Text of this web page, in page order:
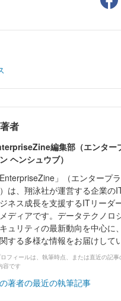
者
編集部（エンター
ヘンシュウブ）
EnterpriseZine」（エンタープ
は、翔泳社が運営する企業の
ネス成長を支援するITリーダ
ディアです。データテクノロ
ュリティの最新動向を中心に
する多様な情報をお届けして
フィールは、執筆時点、または直近の記
容です
著者の最近の執筆記事